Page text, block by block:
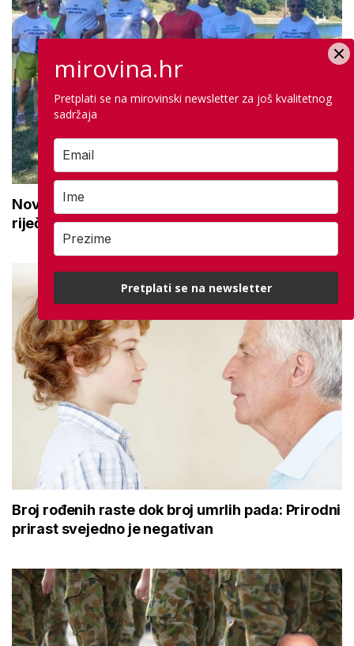
Novi projekt za aktivne seniore: 'Osmijeh, topla
riječ i stvaranje novih uspomena'
Broj rođenih raste dok broj umrlih pada: Prirodni
prirast svejedno je negativan
mirovina.hr
Pretplati se na mirovinski newsletter za još kvalitetnog
sadržaja
Pretplati se na newsletter